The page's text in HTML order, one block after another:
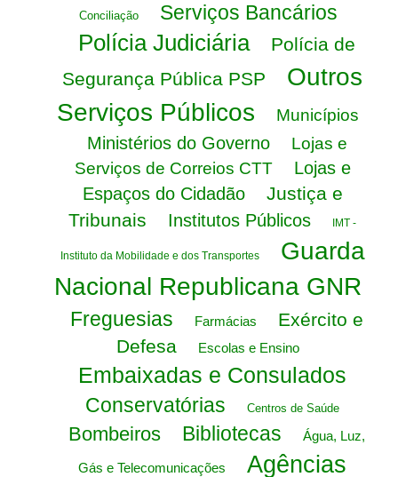
Conciliação
Serviços Bancários
Polícia Judiciária
Polícia de
Segurança Pública PSP
Outros
Serviços Públicos
Municípios
Ministérios do Governo
Lojas e
Serviços de Correios CTT
Lojas e
Espaços do Cidadão
Justiça e
Tribunais
Institutos Públicos IMT -
Instituto da Mobilidade e dos Transportes
Guarda
Nacional Republicana GNR
Freguesias Farmácias
Exército e
Defesa
Escolas e Ensino
Embaixadas e Consulados
Conservatórias Centros de Saúde
Bombeiros Bibliotecas Água, Luz,
Gás e Telecomunicações Agências